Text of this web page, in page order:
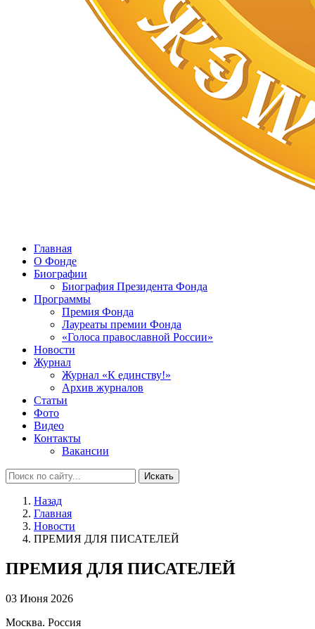
Главная
О Фонде
Биографии
Биография Президента Фонда
Программы
Премия Фонда
Лауреаты премии Фонда
«Голоса православной России»
Новости
Журнал
Журнал «К единству!»
Архив журналов
Статьи
Фото
Видео
Контакты
Вакансии
Искать
Назад
Главная
Новости
ПРЕМИЯ ДЛЯ ПИСАТЕЛЕЙ
ПРЕМИЯ ДЛЯ ПИСАТЕЛЕЙ
03 Июня 2026
Москва. Россия